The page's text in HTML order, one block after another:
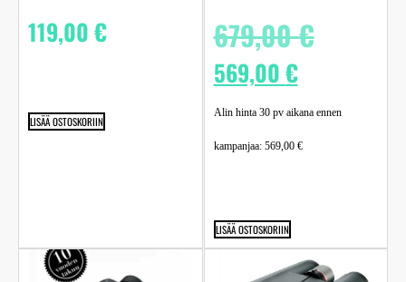
119,00€
LISÄÄ OSTOSKORIIN
679,00€
569,00€
Alin hinta 30 pv aikana ennen
kampanjaa: 569,00 €
LISÄÄ OSTOSKORIIN